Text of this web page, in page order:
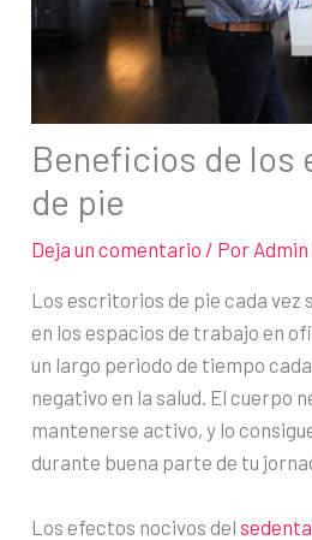
Beneficios de los
de pie
Deja un comentario / Por Admin
Los escritorios de pie cada vez
en los espacios de trabajo en
un largo periodo de tiempo
negativo en la salud. El cuerpo
mantenerse activo, y lo
durante buena parte de tu
Los efectos nocivos del